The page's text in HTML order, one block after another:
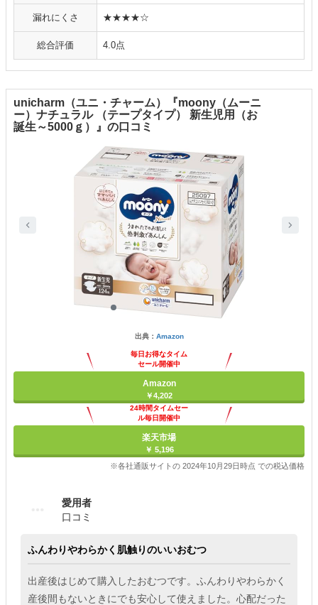
漏れにくさ ★★★★☆
総合評価 4.0点
unicharm（ユニ・チャーム）『moony（ムーニ
ー）ナチュラル （テープタイプ） 新生児用（お
誕生～5000ｇ）』の口コミ
出典： Amazon
毎日お得なタイム
セール開催中
Amazon
￥4,202
24時間タイムセー
ル毎日開催中
楽天市場
￥ 5,196
※各社通販サイトの 2024年10月29日時点 での税込価格
愛用者
口コミ
ふんわりやわらかく肌触りのいいおむつ
出産後はじめて購入したおむつです。ふんわりやわらかく
産後間もないときにでも安心して使えました。心配だった